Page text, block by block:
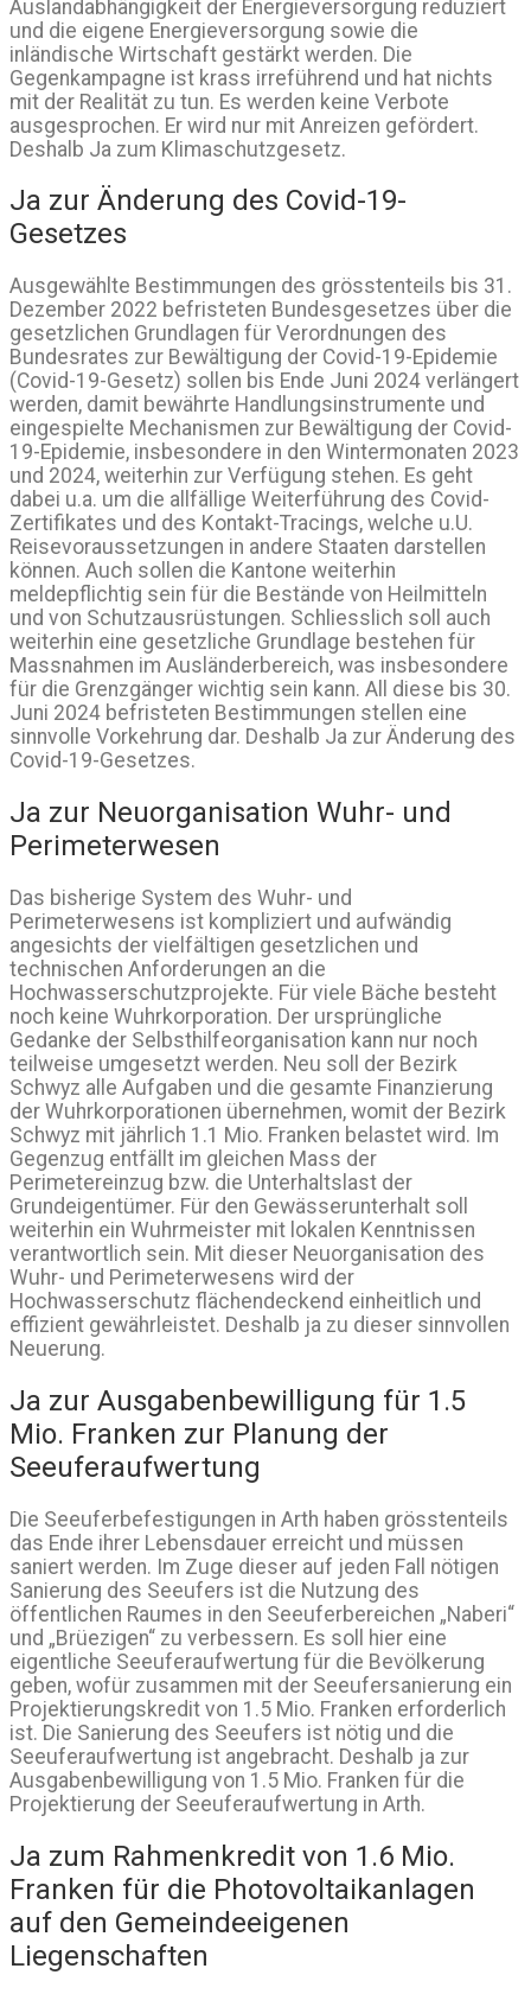
Auslandabhängigkeit der Energieversorgung reduziert
und die eigene Energieversorgung sowie die
inländische Wirtschaft gestärkt werden. Die
Gegenkampagne ist krass irreführend und hat nichts
mit der Realität zu tun. Es werden keine Verbote
ausgesprochen. Er wird nur mit Anreizen gefördert.
Deshalb Ja zum Klimaschutzgesetz.
Ja zur Änderung des Covid-19-
Gesetzes
Ausgewählte Bestimmungen des grösstenteils bis 31.
Dezember 2022 befristeten Bundesgesetzes über die
gesetzlichen Grundlagen für Verordnungen des
Bundesrates zur Bewältigung der Covid-19-Epidemie
(Covid-19-Gesetz) sollen bis Ende Juni 2024 verlängert
werden, damit bewährte Handlungsinstrumente und
eingespielte Mechanismen zur Bewältigung der Covid-
19-Epidemie, insbesondere in den Wintermonaten 2023
und 2024, weiterhin zur Verfügung stehen. Es geht
dabei u.a. um die allfällige Weiterführung des Covid-
Zertifikates und des Kontakt-Tracings, welche u.U.
Reisevoraussetzungen in andere Staaten darstellen
können. Auch sollen die Kantone weiterhin
meldepflichtig sein für die Bestände von Heilmitteln
und von Schutzausrüstungen. Schliesslich soll auch
weiterhin eine gesetzliche Grundlage bestehen für
Massnahmen im Ausländerbereich, was insbesondere
für die Grenzgänger wichtig sein kann. All diese bis 30.
Juni 2024 befristeten Bestimmungen stellen eine
sinnvolle Vorkehrung dar. Deshalb Ja zur Änderung des
Covid-19-Gesetzes.
Ja zur Neuorganisation Wuhr- und
Perimeterwesen
Das bisherige System des Wuhr- und
Perimeterwesens ist kompliziert und aufwändig
angesichts der vielfältigen gesetzlichen und
technischen Anforderungen an die
Hochwasserschutzprojekte. Für viele Bäche besteht
noch keine Wuhrkorporation. Der ursprüngliche
Gedanke der Selbsthilfeorganisation kann nur noch
teilweise umgesetzt werden. Neu soll der Bezirk
Schwyz alle Aufgaben und die gesamte Finanzierung
der Wuhrkorporationen übernehmen, womit der Bezirk
Schwyz mit jährlich 1.1 Mio. Franken belastet wird. Im
Gegenzug entfällt im gleichen Mass der
Perimetereinzug bzw. die Unterhaltslast der
Grundeigentümer. Für den Gewässerunterhalt soll
weiterhin ein Wuhrmeister mit lokalen Kenntnissen
verantwortlich sein. Mit dieser Neuorganisation des
Wuhr- und Perimeterwesens wird der
Hochwasserschutz flächendeckend einheitlich und
effizient gewährleistet. Deshalb ja zu dieser sinnvollen
Neuerung.
Ja zur Ausgabenbewilligung für 1.5
Mio. Franken zur Planung der
Seeuferaufwertung
Die Seeuferbefestigungen in Arth haben grösstenteils
das Ende ihrer Lebensdauer erreicht und müssen
saniert werden. Im Zuge dieser auf jeden Fall nötigen
Sanierung des Seeufers ist die Nutzung des
öffentlichen Raumes in den Seeuferbereichen „Naberi“
und „Brüezigen“ zu verbessern. Es soll hier eine
eigentliche Seeuferaufwertung für die Bevölkerung
geben, wofür zusammen mit der Seeufersanierung ein
Projektierungskredit von 1.5 Mio. Franken erforderlich
ist. Die Sanierung des Seeufers ist nötig und die
Seeuferaufwertung ist angebracht. Deshalb ja zur
Ausgabenbewilligung von 1.5 Mio. Franken für die
Projektierung der Seeuferaufwertung in Arth.
Ja zum Rahmenkredit von 1.6 Mio.
Franken für die Photovoltaikanlagen
auf den Gemeindeeigenen
Liegenschaften